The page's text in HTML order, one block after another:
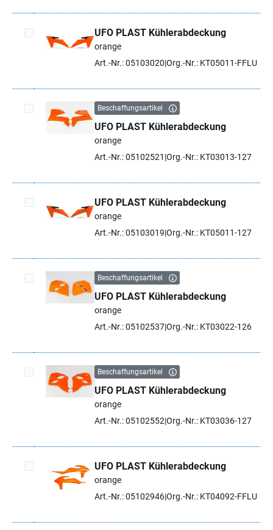
Artikel auswählen
UFO PLAST Kühlerabdeckung
orange
Art.-Nr.: 05103020 Org.-Nr.: KT05011-FFLU
Artikel auswählen
Beschaffungsartikel
UFO PLAST Kühlerabdeckung
orange
Art.-Nr.: 05102521 Org.-Nr.: KT03013-127
Artikel auswählen
UFO PLAST Kühlerabdeckung
orange
Art.-Nr.: 05103019 Org.-Nr.: KT05011-127
Artikel auswählen
Beschaffungsartikel
UFO PLAST Kühlerabdeckung
orange
Art.-Nr.: 05102537Org.-Nr.: KT03022-126
Artikel auswählen
Beschaffungsartikel
UFO PLAST Kühlerabdeckung
orange
Art.-Nr.: 05102552 Org.-Nr.: KT03036-127
Artikel auswählen
UFO PLAST Kühlerabdeckung
orange
Art.-Nr.: 05102946Org.-Nr.: KT04092-FFLU